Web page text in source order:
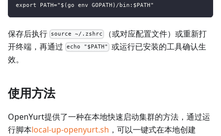
export PATH="$(go env GOPATH)/bin:$PATH"
保存后执行 source ~/.zshrc
（或对应配置文件）或重新打
开终端，再通过
echo "$PATH"
或运行已安装的工具确认生
效。
使用方法
OpenYurt提供了一种在本地快速启动集群的方法，通过运
行脚本local-up-openyurt.sh ，可以一键式在本地创建